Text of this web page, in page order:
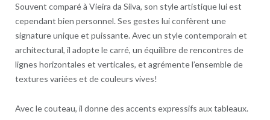
Souvent comparé à Vieira da Silva, son style artistique lui est
cependant bien personnel. Ses gestes lui confèrent une
signature unique et puissante. Avec un style contemporain et
architectural, il adopte le carré, un équilibre de rencontres de
lignes horizontales et verticales, et agrémente l’ensemble de
textures variées et de couleurs vives!
Avec le couteau, il donne des accents expressifs aux tableaux.